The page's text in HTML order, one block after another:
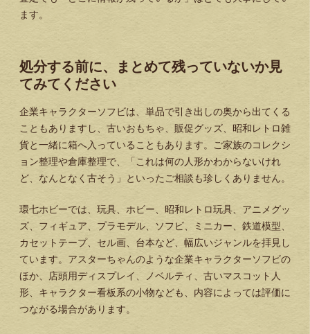
ます。
処分する前に、まとめて残っていないか見
てみてください
企業キャラクターソフビは、単品で引き出しの奥から出てくる
こともありますし、古いおもちゃ、販促グッズ、昭和レトロ雑
貨と一緒に箱へ入っていることもあります。ご家族のコレクシ
ョン整理や倉庫整理で、「これは何の人形かわからないけれ
ど、なんとなく古そう」といったご相談も珍しくありません。
環七ホビーでは、玩具、ホビー、昭和レトロ玩具、アニメグッ
ズ、フィギュア、プラモデル、ソフビ、ミニカー、鉄道模型、
カセットテープ、セル画、台本など、幅広いジャンルを拝見し
ています。アスターちゃんのような企業キャラクターソフビの
ほか、店頭用ディスプレイ、ノベルティ、古いマスコット人
形、キャラクター看板系の小物なども、内容によっては評価に
つながる場合があります。